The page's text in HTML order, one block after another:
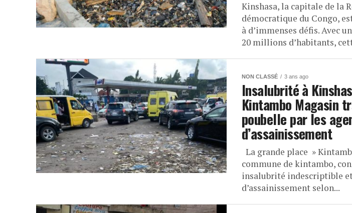
Kinshasa, la capitale de la
démocratique du Congo,
à d’immenses défis. Avec
20 millions d’habitants,
NON CLASSÉ 3 ans ago
Insalubrité à
Kintambo Magasin
poubelle par les
d’assainissement
La grande place »
commune de kintambo,
insalubrité indescriptible et
d’assainissement selon...